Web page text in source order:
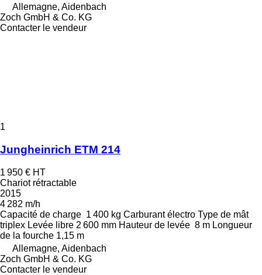
Allemagne, Aidenbach
Zoch GmbH & Co. KG
Contacter le vendeur
1
Jungheinrich ETM 214
1 950 € HT
Chariot rétractable
2015
4 282 m/h
Capacité de charge 1 400 kg Carburant électro Type de mât
triplex Levée libre 2 600 mm Hauteur de levée 8 m Longueur
de la fourche 1,15 m
Allemagne, Aidenbach
Zoch GmbH & Co. KG
Contacter le vendeur